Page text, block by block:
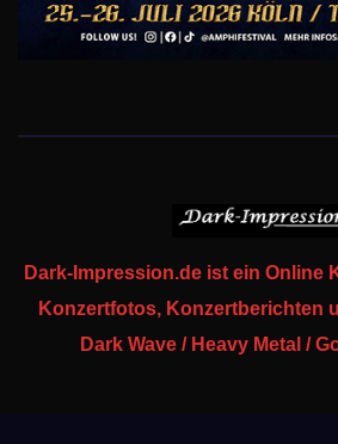
Dark-Impression.de ist ein Online
Konzertfotos, Konzertberichten
Dark Wave / Heavy Metal /